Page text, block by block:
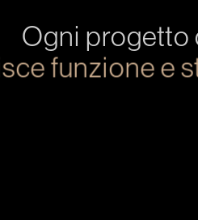
Ogni progetto
funzione e